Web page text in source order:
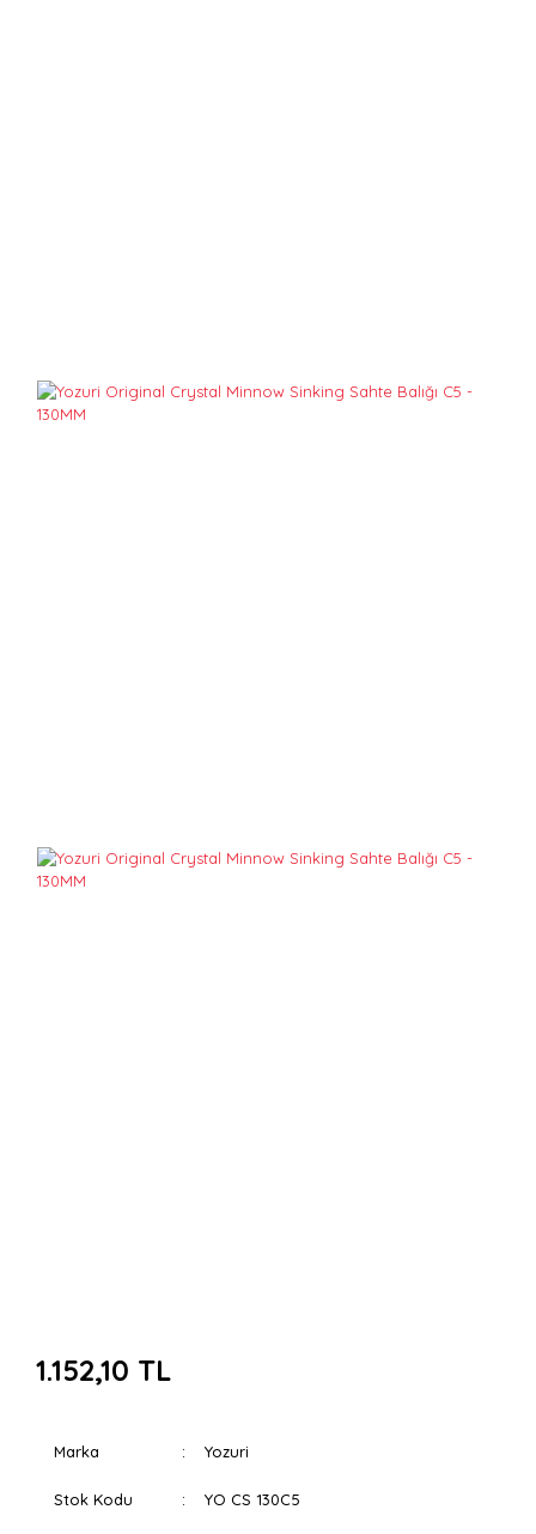
1.152,10 TL
Marka Yozuri
Stok Kodu YO CS 130C5